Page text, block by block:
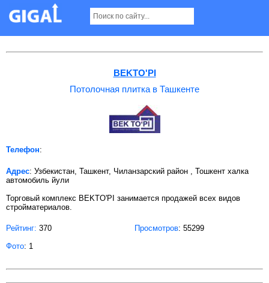
Потолочная плитка в Ташкенте
BEKTO'PI
Потолочная плитка в Ташкенте
Телефон:
Адрес: Узбекистан, Ташкент, Чиланзарский район , Тошкент халка
автомобиль йули
Торговый комплекс BEKTO'PI занимается продажей всех видов
стройматериалов.
Рейтинг: 370 Просмотров: 55299
Фото: 1